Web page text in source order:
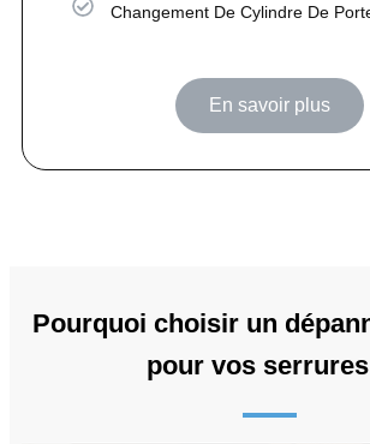
Changement De Cylindre De
En savoir plus
Pourquoi choisir un
pour vos